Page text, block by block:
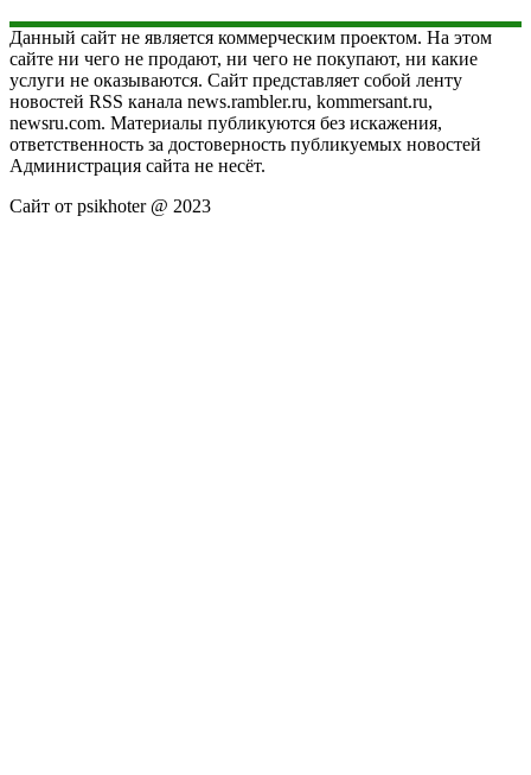
Данный сайт не является коммерческим проектом. На этом
сайте ни чего не продают, ни чего не покупают, ни какие
услуги не оказываются. Сайт представляет собой ленту
новостей RSS канала news.rambler.ru, kommersant.ru,
newsru.com. Материалы публикуются без искажения,
ответственность за достоверность публикуемых новостей
Администрация сайта не несёт.
Сайт от psikhoter @ 2023